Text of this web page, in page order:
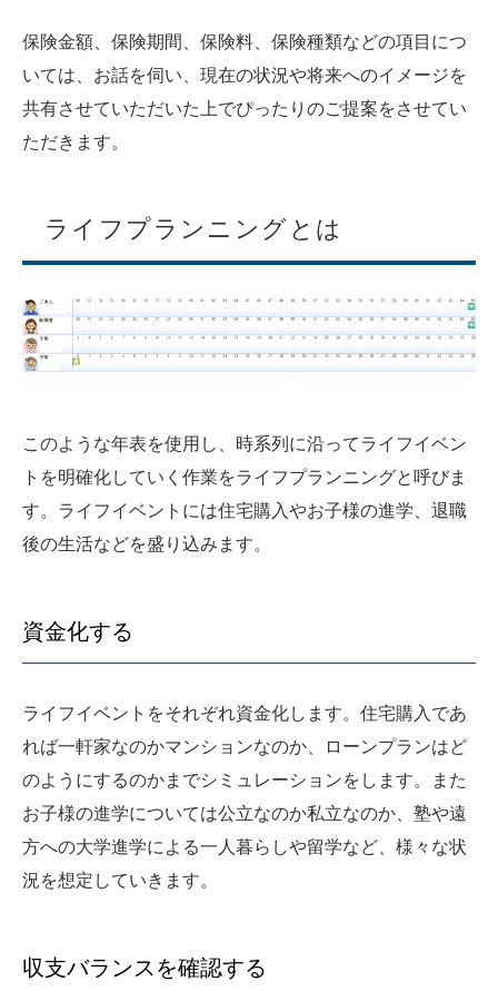
保険金額、保険期間、保険料、保険種類などの項目につ
いては、お話を伺い、現在の状況や将来へのイメージを
共有させていただいた上でぴったりのご提案をさせてい
ただきます。
ライフプランニングとは
このような年表を使用し、時系列に沿ってライフイベン
トを明確化していく作業をライフプランニングと呼びま
す。ライフイベントには住宅購入やお子様の進学、退職
後の生活などを盛り込みます。
資金化する
ライフイベントをそれぞれ資金化します。住宅購入であ
れば一軒家なのかマンションなのか、ローンプランはど
のようにするのかまでシミュレーションをします。また
お子様の進学については公立なのか私立なのか、塾や遠
方への大学進学による一人暮らしや留学など、様々な状
況を想定していきます。
収支バランスを確認する